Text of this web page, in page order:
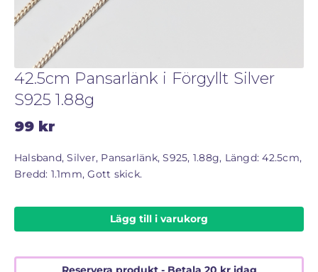
SÅ FUNGERAR KÖP MED PANTLÅN
42.5cm Pansarlänk i Förgyllt Silver
S925 1.88g
99 kr
Halsband, Silver, Pansarlänk, S925, 1.88g, Längd: 42.5cm,
Bredd: 1.1mm, Gott skick.
Lägg till i varukorg